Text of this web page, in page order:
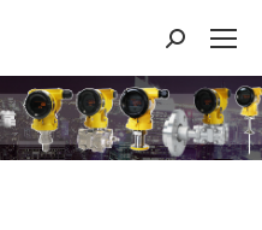
Search:
：